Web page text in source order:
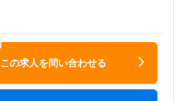
この求人を問い合わせる